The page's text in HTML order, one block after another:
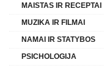
MAISTAS IR RECEPTAI
MUZIKA IR FILMAI
NAMAI IR STATYBOS
PSICHOLOGIJA